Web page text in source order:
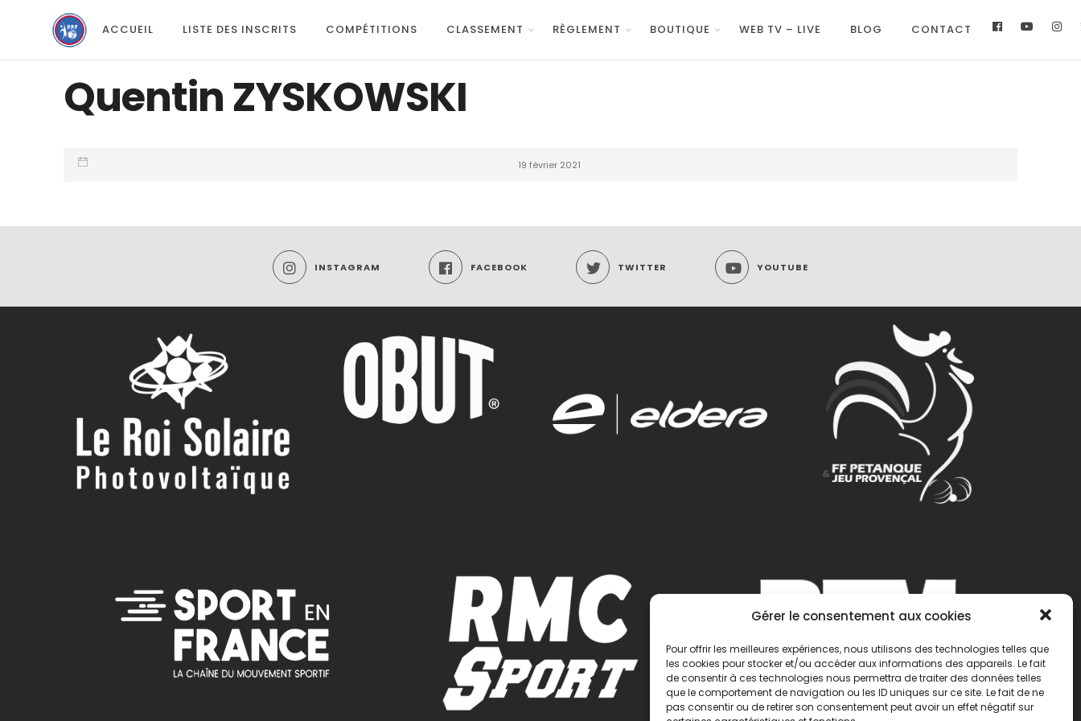
Gérer le consentement aux cookies
Pour offrir les meilleures expériences, nous utilisons des technologies telles que
les cookies pour stocker et/ou accéder aux informations des appareils. Le fait
de consentir à ces technologies nous permettra de traiter des données telles
que le comportement de navigation ou les ID uniques sur ce site. Le fait de ne
pas consentir ou de retirer son consentement peut avoir un effet négatif sur
ACCUEIL LISTE DES INSCRITS COMPÉTITIONS CLASSEMENT RÈGLEMENT BOUTIQUE WEB TV – LIVE BLOG CONTACT
Quentin ZYSKOWSKI
19 février 2021
INSTAGRAM FACEBOOK TWITTER YOUTUBE